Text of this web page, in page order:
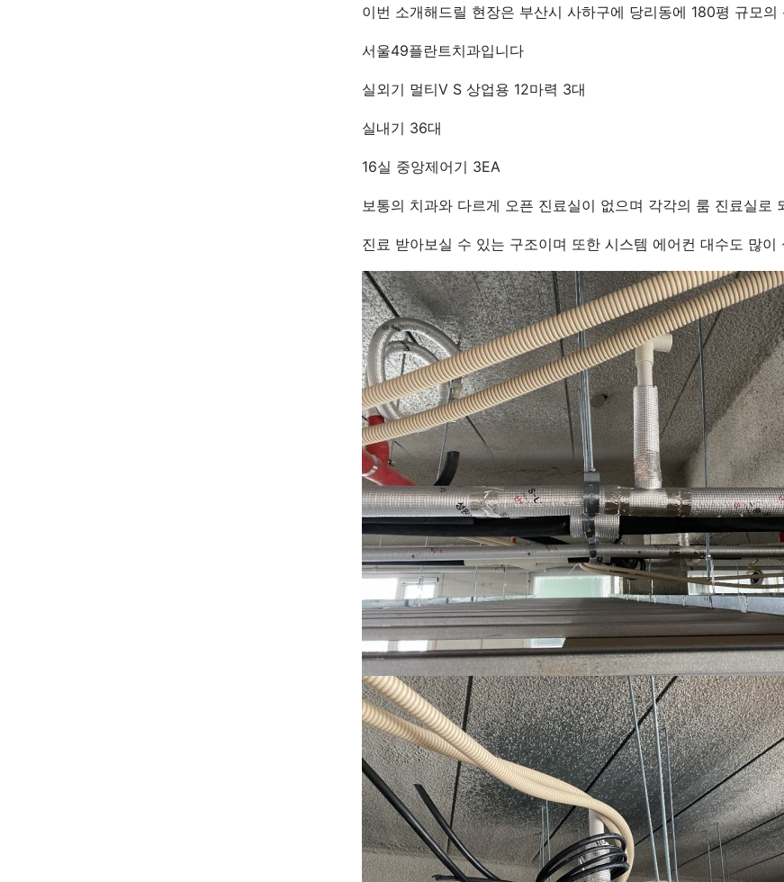
이번 소개해드릴 현장은 부산시 사하구에 당리동에 180평 규모의
서울49플란트치과입니다
실외기 멀티V S 상업용 12마력 3대
실내기 36대
16실 중앙제어기 3EA
보통의 치과와 다르게 오픈 진료실이 없으며 각각의 룸 진료실로
진료 받아보실 수 있는 구조이며 또한 시스템 에어컨 대수도 많이